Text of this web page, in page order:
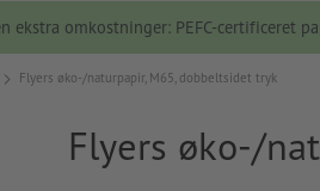
ekstra omkostninger: PEFC-certificeret
Flyers øko-/naturpapir, M65, dobbeltsidet tryk
Flyers øko-/